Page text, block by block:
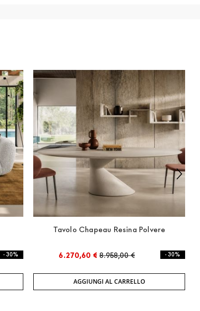
- 30%
Tavolo Chapeau Resina Polvere
6.270,60 € 8.958,00 € - 30%
AGGIUNGI AL CARRELLO